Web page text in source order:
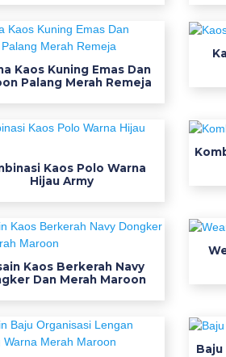
a
o
e
p
h
h
o
Kaos Kuning Emas Dan
Palang Merah Remeja
Kaos Polo Warna
Hijau Army
Kaos Berkerah Navy
Dan Merah Maroon
Baju